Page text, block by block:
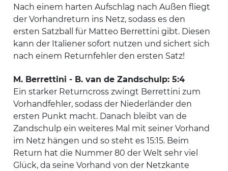
Nach einem harten Aufschlag nach Außen fliegt
der Vorhandreturn ins Netz, sodass es den
ersten Satzball für Matteo Berrettini gibt. Diesen
kann der Italiener sofort nutzen und sichert sich
nach einem Returnfehler den ersten Satz!
M. Berrettini - B. van de Zandschulp: 5:4
Ein starker Returncross zwingt Berrettini zum
Vorhandfehler, sodass der Niederländer den
ersten Punkt macht. Danach bleibt van de
Zandschulp ein weiteres Mal mit seiner Vorhand
im Netz hängen und so steht es 15:15. Beim
Return hat die Nummer 80 der Welt sehr viel
Glück, da seine Vorhand von der Netzkante